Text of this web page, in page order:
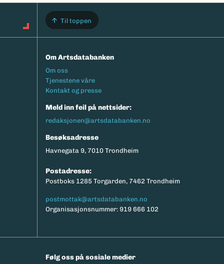
Til toppen
Om Artsdatabanken
Footermeny
Om oss
Tjenestene våre
Kontakt og presse
Meld inn feil på nettsider:
redaksjonen@artsdatabanken.no
Besøksadresse
Havnegata 9, 7010 Trondheim
Postadresse:
Postboks 1285 Torgarden, 7462 Trondheim
postmottak@artsdatabanken.no
Organisasjonsnummer: 919 666 102
Følg oss på sosiale medier